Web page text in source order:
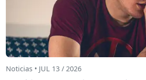
Noticias • JUL 13 / 2026